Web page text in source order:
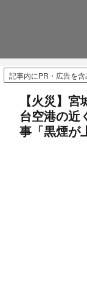
記事内にPR・広告を
【火災】
台空港の近
事「黒煙が